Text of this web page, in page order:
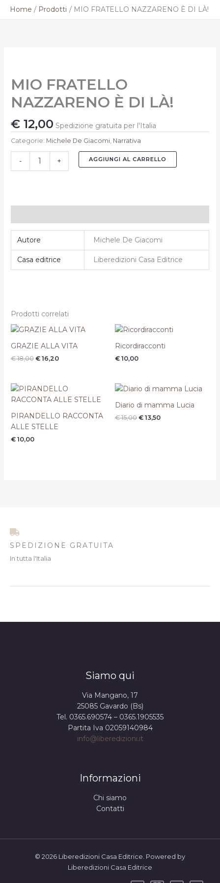
Home Prodotti MIO FRATELLO NAZZARENO È DI LÀ!
MIO FRATELLO
NAZZARENO È DI LÀ!
€12,00 Spedizione gratuita per l'Italia
Categorie: Michele De Giacomi, Narrativa
-
È
LÀ!
+ AGGIUNGI AL CARRELLO
Autore Michele De Giacomi
Casa editrice Liberedizioni Casa Editrice
Prodotti correlati
GRAZIE ALLA VITA
€18,00
Il
originale
€ 18,00.
€16,20
Il
attuale
€ 16,20.
Ricordiracconti
€ 10,00
PIRANDELLO RACCONTA
ALLE STELLE
€10,00
Diario di mamma Lucia
€15,00
Il
originale
era:
€ 15,00.
€ 13,50
Il
attuale
è:
€ 13,50.
SPEDIZIONE GRATUITA
In tutta l'Italia
Siamo qui
Via Mangano, 17
25085 Gavardo (Bs)
Tel. 0365.690574 – 0365.1905535
Partita Iva 02059140984
info@liberedizioni.it
Informazioni
Chi siamo
Contatti
© 2026 Liberedizioni Casa Editrice. Powered by
Liberedizioni Casa Editrice